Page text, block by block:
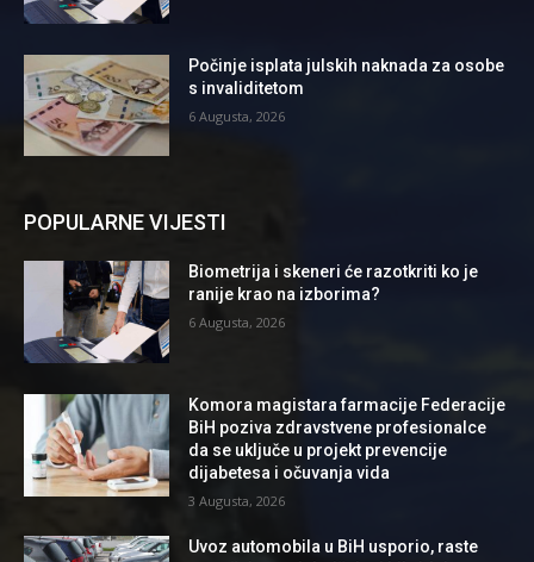
Počinje isplata julskih naknada za osobe
s invaliditetom
6 Augusta, 2026
POPULARNE VIJESTI
Biometrija i skeneri će razotkriti ko je
ranije krao na izborima?
6 Augusta, 2026
Komora magistara farmacije Federacije
BiH poziva zdravstvene profesionalce
da se uključe u projekt prevencije
dijabetesa i očuvanja vida
3 Augusta, 2026
Uvoz automobila u BiH usporio, raste